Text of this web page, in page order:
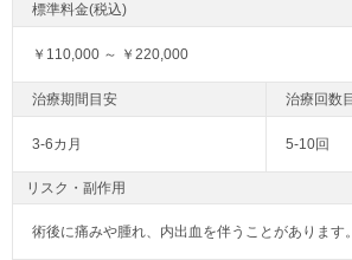
￥110,000 ～ ￥220,000
3-6カ月 5-10回
リスク・副作用
術後に痛みや腫れ、内出血を伴うことがあります。